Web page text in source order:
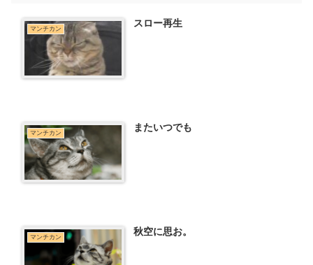
マンチカン スロー再生
マンチカン またいつでも
マンチカン 秋空に思お。